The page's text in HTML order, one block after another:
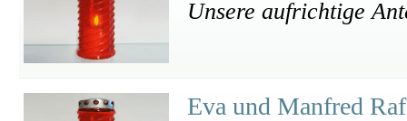
Unsere aufrichtige
Eva und Manfred